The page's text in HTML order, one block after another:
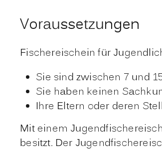
Voraussetzungen
Fischereischein für
Sie sind zwischen 7 und
Sie haben keinen
Ihre Eltern oder deren
Mit einem
besitzt. Der